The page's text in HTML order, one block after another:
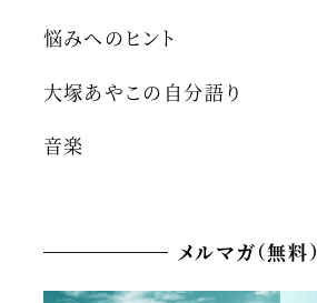
悩みへのヒント
大塚あやこの自分語り
音楽
メルマガ（無料）